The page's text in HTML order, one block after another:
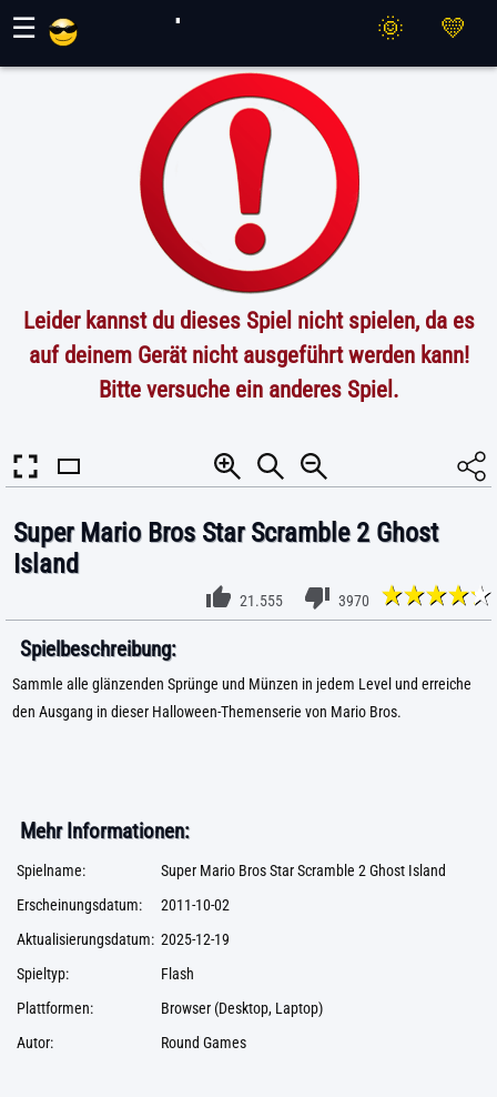
☰
Leider kannst du dieses Spiel nicht spielen, da es
auf deinem Gerät nicht ausgeführt werden kann!
Bitte versuche ein anderes Spiel.
Super Mario Bros Star Scramble 2 Ghost
Island
21.555 3970
Spielbeschreibung:
Sammle alle glänzenden Sprünge und Münzen in jedem Level und erreiche
den Ausgang in dieser Halloween-Themenserie von Mario Bros.
Mehr Informationen:
Spielname:
Super Mario Bros Star Scramble 2 Ghost Island
Erscheinungsdatum:
2011-10-02
Aktualisierungsdatum: 2025-12-19
Spieltyp:
Flash
Plattformen:
Browser (Desktop, Laptop)
Autor:
Round Games